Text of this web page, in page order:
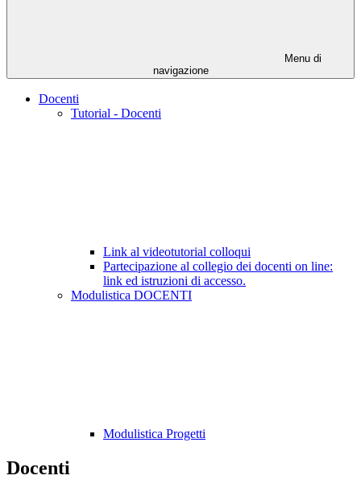
Menu di
navigazione
Docenti
Tutorial - Docenti
Link al videotutorial colloqui
Partecipazione al collegio dei docenti on line:
link ed istruzioni di accesso.
Modulistica DOCENTI
Modulistica Progetti
Docenti